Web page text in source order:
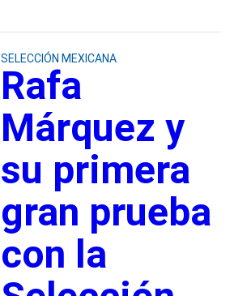
SELECCIÓN MEXICANA
Rafa
Márquez y
su primera
gran prueba
con la